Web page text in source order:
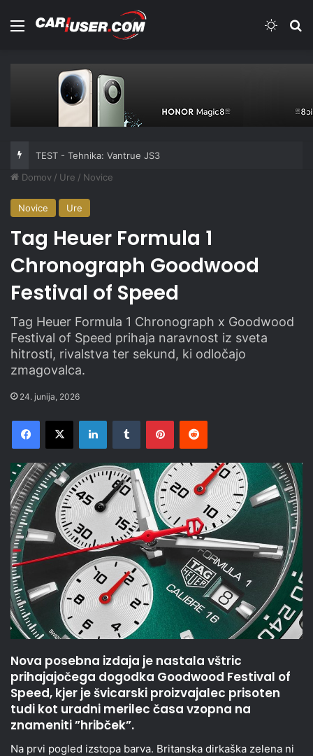
Meni
TEST - Tehnika: Vantrue JS3
Domov / Ure / Novice
Novice Ure
Tag Heuer Formula 1
Chronograph Goodwood
Festival of Speed
Tag Heuer Formula 1 Chronograph x Goodwood
Festival of Speed prihaja naravnost iz sveta
hitrosti, rivalstva ter sekund, ki odločajo
zmagovalca.
24. junija, 2026
Facebook
X LinkedInTumblr PinterestReddit
Nova posebna izdaja je nastala vštric
prihajajočega dogodka Goodwood Festival of
Speed, kjer je švicarski proizvajalec prisoten
tudi kot uradni merilec časa vzopna na
znameniti ”hribček”.
Na prvi pogled izstopa barva. Britanska dirkaška zelena ni